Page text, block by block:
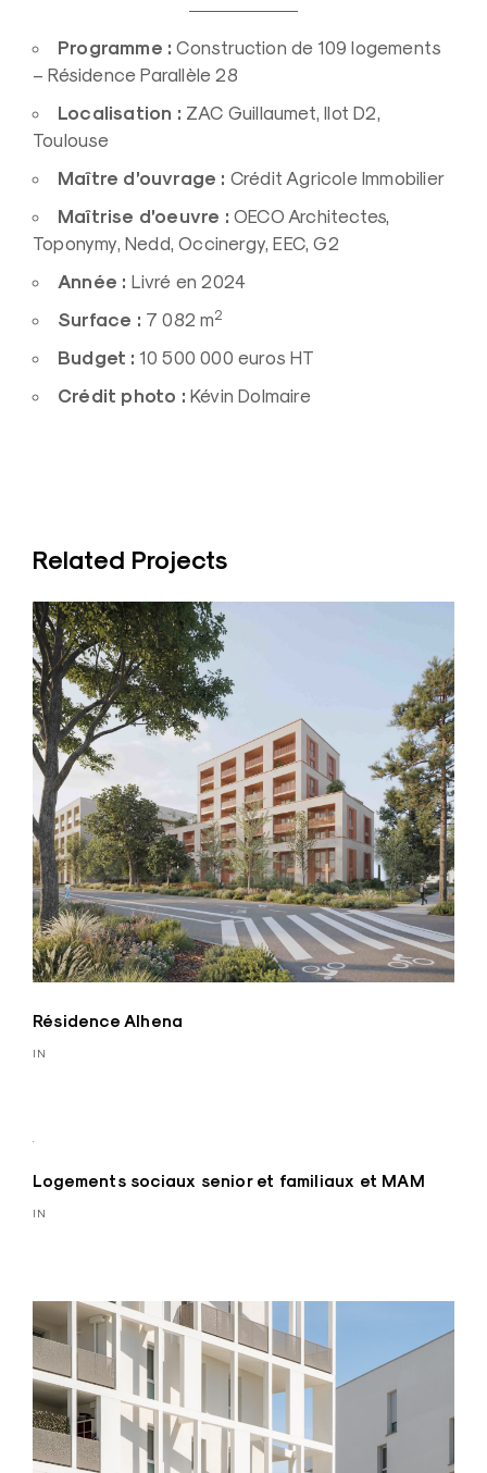
Programme : Construction de 109 logements
– Résidence Parallèle 28
Localisation : ZAC Guillaumet, Ilot D2,
Toulouse
Maître d’ouvrage : Crédit Agricole Immobilier
Maîtrise d’oeuvre : OECO Architectes,
Toponymy, Nedd, Occinergy, EEC, G2
Année : Livré en 2024
Surface : 7 082 m2
Budget : 10 500 000 euros HT
Crédit photo : Kévin Dolmaire
Related Projects
Résidence Alhena
IN
Logements sociaux senior et familiaux et MAM
IN